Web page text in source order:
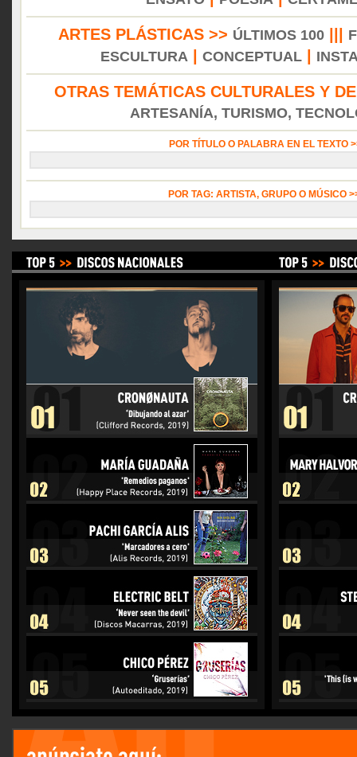
ARTES PLÁSTICAS >> ÚLTIMOS 100|||
ESCULTURA
CONCEPTUAL
OTRAS TEMÁTICAS CULTURALES Y
ARTESANÍA, TURISMO,
POR TÍTULO O PALABRA EN EL TEXTO
POR TAG: ARTISTA, GRUPO O MÚSICO